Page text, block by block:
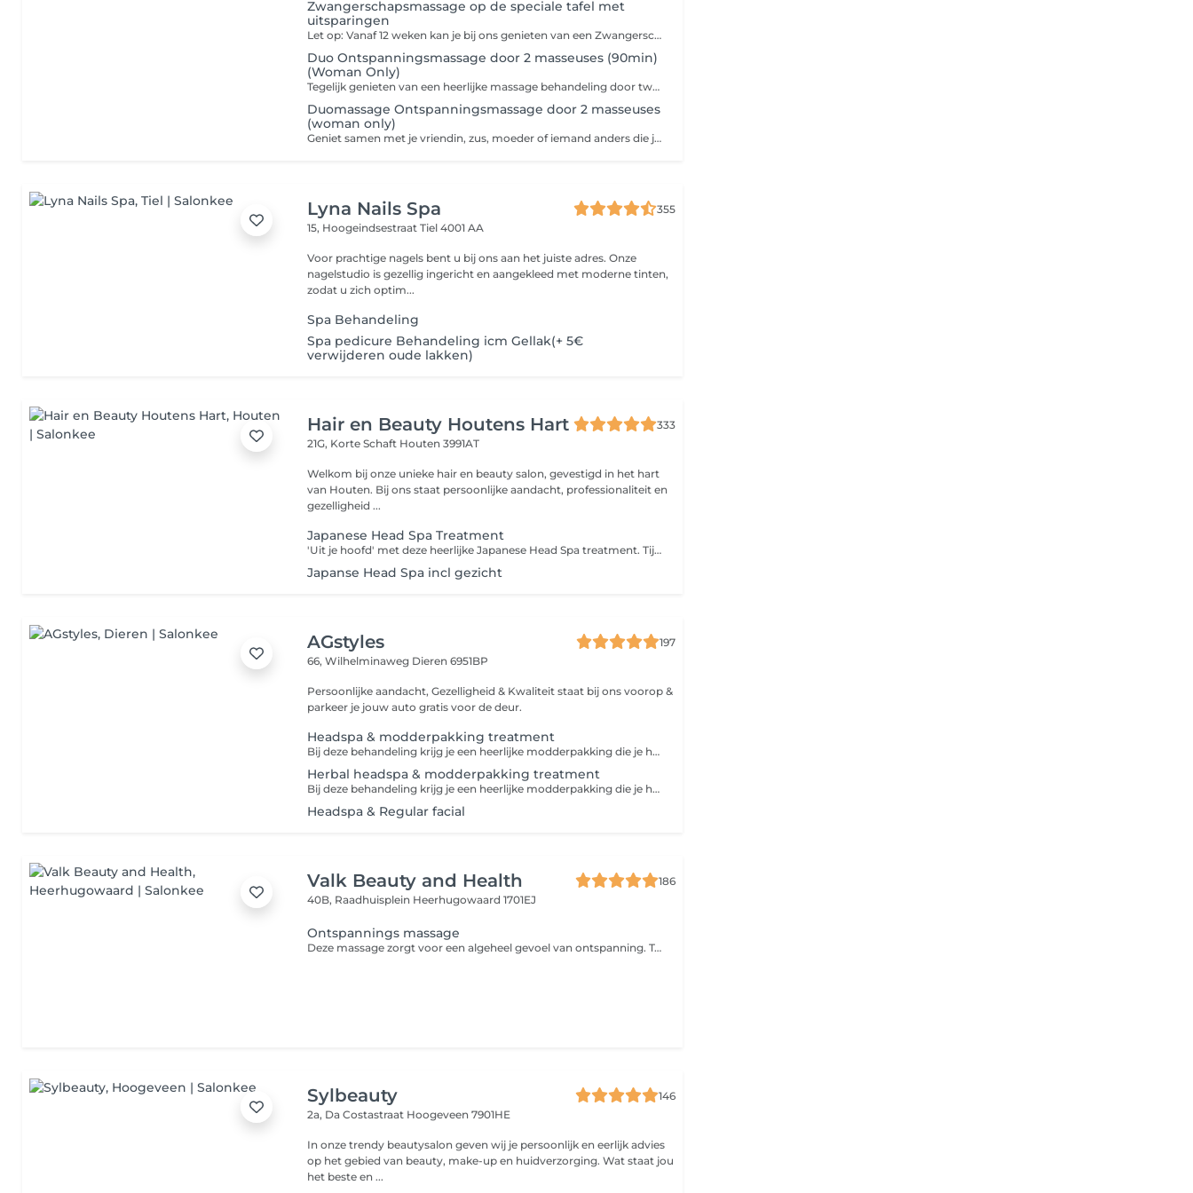
Zwangerschapsmassage op de speciale tafel met
uitsparingen
Let op: Vanaf 12 weken kan je bij ons genieten van een Zwangerschapsmassage. Voor die tijd vinden wij het nog iets te kwetsbaar om een behandeling te geven. Genieten van een zwangerschapsmassage kan tot aan je bevalling. Zolang jij er nog van kan genieten en het nodig hebt. Deze massage wordt op de speciale Prénatal deluxe zwangerschapstafel gegeven met uitsparingen voor buik en borsten. Hierdoor kan je comfortabel en goed ondersteund op je buik liggen en ontspannen gemasseerd worden. De massage is gericht op het welzijn van moeder en kind en het verlichten van zwangerschapspijntjes en zwangerschapsklachten. De massage wordt door een gecertificeerde masseuse gegeven met een specialisatie in moeder en kind.
Duo Ontspanningsmassage door 2 masseuses (90min)
(Woman Only)
Tegelijk genieten van een heerlijke massage behandeling door twee professionele masseuses. Deze bijzondere ervaring kan alleen vooraf worden ingepland. Stuur ons een whatsapp bericht op 06-15191112 zodat we de masseuses vrij kunnen maken en een datum kunnen inplannen. Let op: Woman Only
Duomassage Ontspanningsmassage door 2 masseuses
(woman only)
Geniet samen met je vriendin, zus, moeder of iemand anders die je lief is van een ontspannende massage. Wordt tegelijkertijd helemaal zen en laat je heerlijk in de watten leggen door 2 top masseuses. Geef ons maar aan hoe jullie ideale behandeling eruit ziet. Bij een massage behandeling van 90min verwerken bij de Beauty gezichtsmassage erin. Tijdens de Massage praten we alleen als jullie dat leuk vinden. Voor de rest zal je ons niet horen zodat jullie optimaal kunnen genieten. Wil je in de avond komen? Stuur dan even een berichtje naar ons via WhatsApp. Dan plannen we in overleg een datum.
Lyna Nails Spa
355
15, HoogeindsestraatTiel 4001 AA
Voor prachtige nagels bent u bij ons aan het juiste adres. Onze
nagelstudio is gezellig ingericht en aangekleed met moderne tinten,
zodat u zich optim...
Spa Behandeling
Spa pedicure Behandeling icm Gellak(+ 5€
verwijderen oude lakken)
Hair en Beauty Houtens Hart
333
21G, Korte Schaft Houten 3991AT
Welkom bij onze unieke hair en beauty salon, gevestigd in het hart
van Houten. Bij ons staat persoonlijke aandacht, professionaliteit en
gezelligheid ...
Japanese Head Spa Treatment
'Uit je hoofd' met deze heerlijke Japanese Head Spa treatment. Tijdens deze behandeling wordt je hoofdhuid, gezicht, nek en schouders gemasseerd met de producten van FFOR . Deze zijn 100% vegan en gemaakt van natuurlijk afgeleide ingrediënten. Tijdens de massage wordt je hoofdhuid grondig gereingd en gevoed. Je haar wordt hierna losjes met de hand gedroogd.
Japanse Head Spa incl gezicht
AGstyles
197
66, Wilhelminaweg Dieren 6951BP
Persoonlijke aandacht, Gezelligheid & Kwaliteit staat bij ons voorop &
parkeer je jouw auto gratis voor de deur.
Headspa & modderpakking treatment
Bij deze behandeling krijg je een heerlijke modderpakking die je hoofdhuid kalmeerd , minder snel vettig maakt of roos behandeld. Daarna kun jij heerlijk genieten van een heerlijke headspa treatment die je haar versterkt en de kwaliteit van je haar verbetert
Herbal headspa & modderpakking treatment
Bij deze behandeling krijg je een heerlijke modderpakking die je hoofdhuid kalmeerd , minder snel vettig maakt of roos behandeld. Daarna kun jij heerlijk genieten van een heerlijke headspa treatment die stress verminderd.
Headspa & Regular facial
Valk Beauty and Health
186
40B, Raadhuisplein Heerhugowaard 1701EJ
Ontspannings massage
Deze massage zorgt voor een algeheel gevoel van ontspanning. Terwijl je spieren relaxen ebt stress weg zodat lichaam en geest weer in balans komen.
Sylbeauty
146
2a, Da Costastraat Hoogeveen 7901HE
In onze trendy beautysalon geven wij je persoonlijk en eerlijk advies
op het gebied van beauty, make-up en huidverzorging. Wat staat jou
het beste en ...